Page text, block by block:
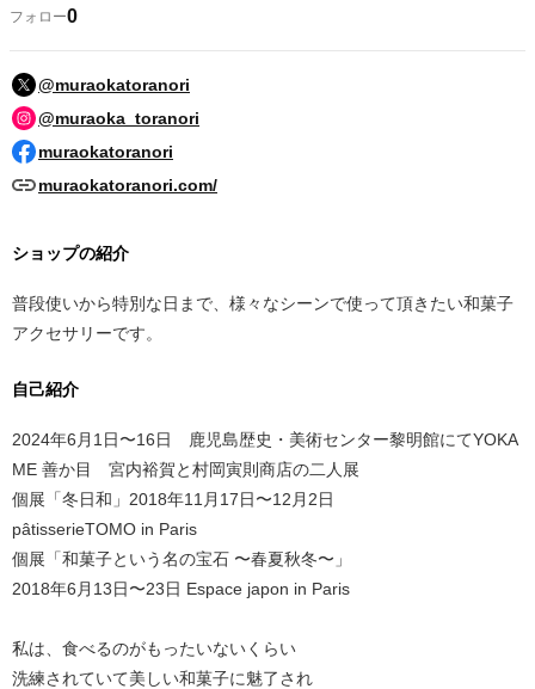
フォロー0
@muraokatoranori
@muraoka_toranori
muraokatoranori
muraokatoranori.com/
ショップの紹介
普段使いから特別な日まで、様々なシーンで使って頂きたい和菓子
アクセサリーです。
自己紹介
2024年6月1日〜16日 鹿児島歴史・美術センター黎明館にてYOKA
ME 善か目 宮内裕賀と村岡寅則商店の二人展
個展「冬日和」2018年11月17日〜12月2日
pâtisserieTOMO in Paris
個展「和菓子という名の宝石 〜春夏秋冬〜」
2018年6月13日〜23日 Espace japon in Paris
私は、食べるのがもったいないくらい
洗練されていて美しい和菓子に魅了され